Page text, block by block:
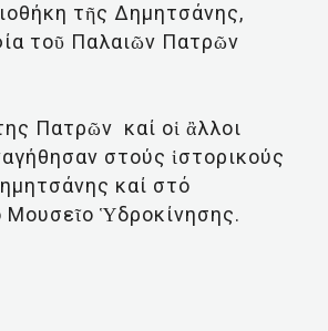
τῆς Δημητσάνης,
τοῦ Παλαιῶν Πατρῶν
Πατρῶν καί οἱ ἂλλοι
στούς ἱστορικούς
καί στό
Μουσεῖο Ὑδροκίνησης.